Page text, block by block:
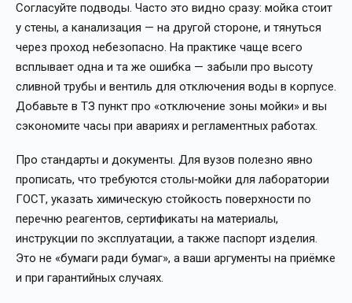
Согласуйте подводы. Часто это видно сразу: мойка стоит
у стены, а канализация — на другой стороне, и тянуться
через проход небезопасно. На практике чаще всего
всплывает одна и та же ошибка — забыли про высоту
сливной трубы и вентиль для отключения воды в корпусе.
Добавьте в ТЗ пункт про «отключение зоны мойки» и вы
сэкономите часы при авариях и регламентных работах.
Про стандарты и документы. Для вузов полезно явно
прописать, что требуются столы‑мойки для лаборатории
ГОСТ, указать химическую стойкость поверхности по
перечню реагентов, сертификаты на материалы,
инструкции по эксплуатации, а также паспорт изделия.
Это не «бумаги ради бумаг», а ваши аргументы на приёмке
и при гарантийных случаях.